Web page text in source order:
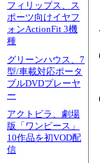
フィリップス、ス
ポーツ向けイヤフ
ォンActionFit 3機
種
グリーンハウス、7
型/車載対応ポータ
ブルDVDプレーヤ
ー
アクトビラ、劇場
版「ワンピース」
10作品を初VOD配
信